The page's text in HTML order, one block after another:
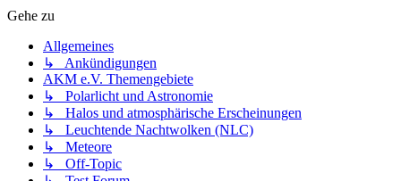
Gehe zu
Allgemeines
↳ Ankündigungen
AKM e.V. Themengebiete
↳ Polarlicht und Astronomie
↳ Halos und atmosphärische Erscheinungen
↳ Leuchtende Nachtwolken (NLC)
↳ Meteore
↳ Off-Topic